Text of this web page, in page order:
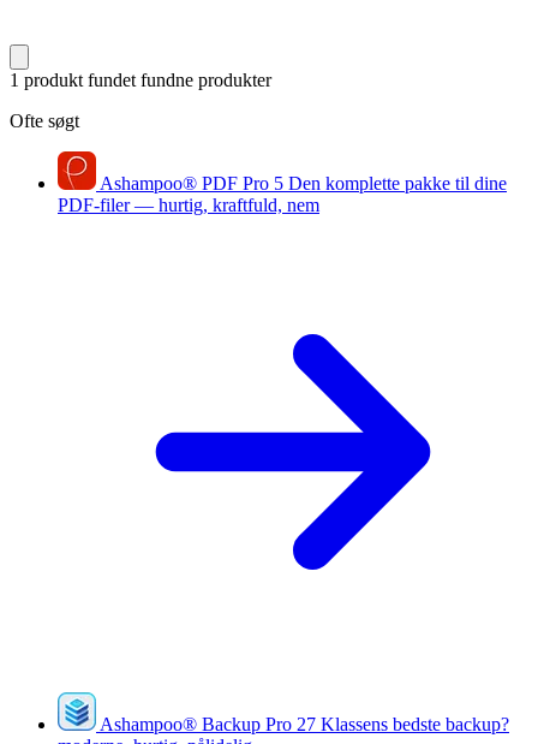
1 produkt fundet fundne produkter
Ofte søgt
Ashampoo® PDF Pro 5 Den komplette pakke til dine
PDF-filer — hurtig, kraftfuld, nem
Ashampoo® Backup Pro 27 Klassens bedste backup?